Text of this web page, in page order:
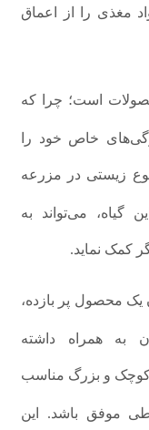
مغذی را از اعماق
است؛ چرا که
خاص خود را
زیستی در مزرعه
می‌تواند به
کمک نماید.
یک محصول پر بازده،
به همراه داشته
و بزرگ مناسب
موفق باشد. این